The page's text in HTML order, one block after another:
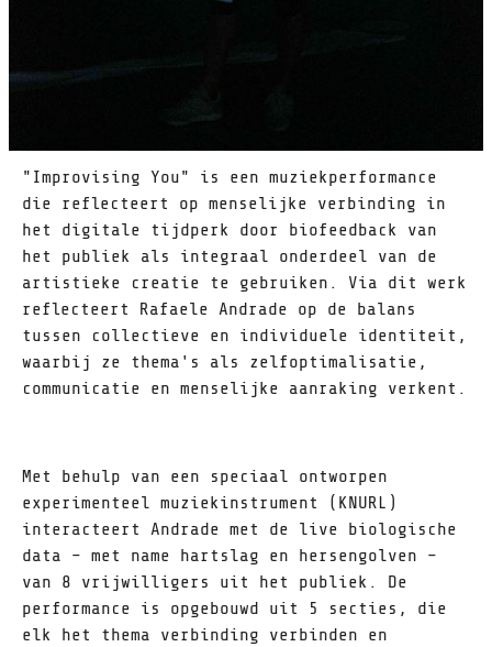
"Improvising You" is een muziekperformance
die reflecteert op menselijke verbinding in
het digitale tijdperk door biofeedback van
het publiek als integraal onderdeel van de
artistieke creatie te gebruiken. Via dit werk
reflecteert Rafaele Andrade op de balans
tussen collectieve en individuele identiteit,
waarbij ze thema's als zelfoptimalisatie,
communicatie en menselijke aanraking verkent.
Met behulp van een speciaal ontworpen
experimenteel muziekinstrument (KNURL)
interacteert Andrade met de live biologische
data – met name hartslag en hersengolven –
van 8 vrijwilligers uit het publiek. De
performance is opgebouwd uit 5 secties, die
elk het thema verbinding verbinden en